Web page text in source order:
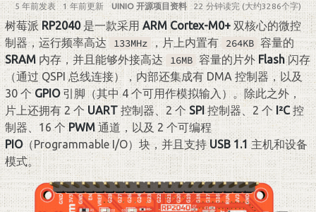
5 年前发表 1 年前更新 UINIO 开源项目资料 22 分钟读完 (大约3286个字)
树莓派RP2040是一款采用ARM Cortex-M0+双核心的微控
制器，运行频率高达 133MHz ，片上内置有 264KB 容量的
SRAM内存，并且能够外接高达 16MB 容量的片外Flash闪存
（通过 QSPI 总线连接），内部还集成有 DMA 控制器，以及
30 个GPIO引脚（其中 4 个可用作模拟输入）。除此之外，
片上还拥有 2 个 UART控制器、2 个SPI控制器、2 个 I²C控
制器、16 个PWM通道，以及 2 个可编程
PIO（Programmable I/O）块，并且支持USB 1.1主机和设备
模式。